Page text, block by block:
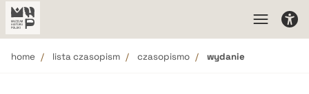
home lista czasopism czasopismo wydanie